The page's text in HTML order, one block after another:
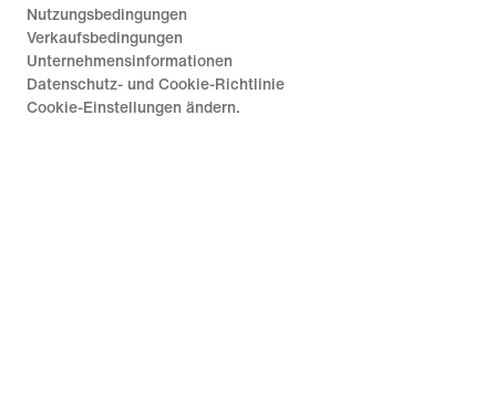
Nutzungsbedingungen
Verkaufsbedingungen
Unternehmensinformationen
Datenschutz- und Cookie-Richtlinie
Cookie-Einstellungen ändern.